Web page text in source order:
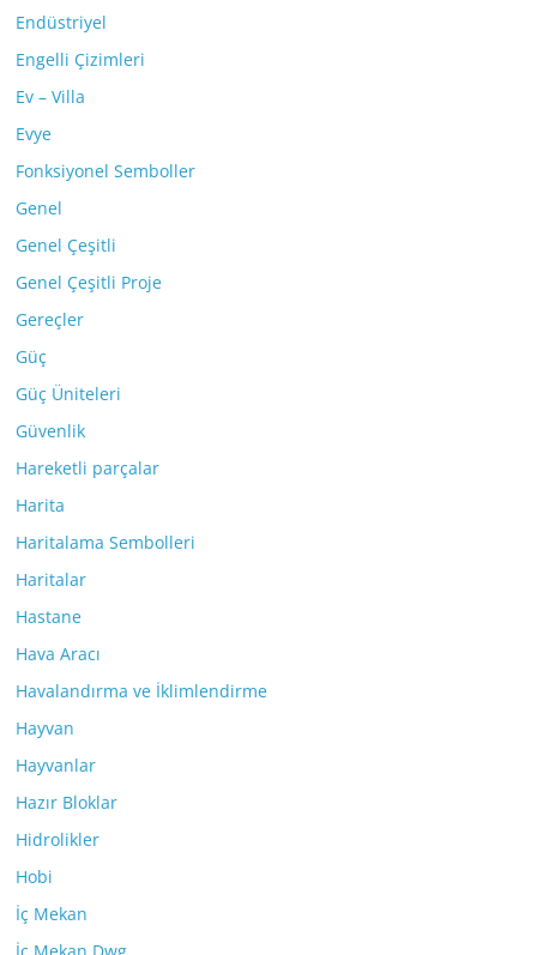
Endüstriyel
Engelli Çizimleri
Ev – Villa
Evye
Fonksiyonel Semboller
Genel
Genel Çeşitli
Genel Çeşitli Proje
Gereçler
Güç
Güç Üniteleri
Güvenlik
Hareketli parçalar
Harita
Haritalama Sembolleri
Haritalar
Hastane
Hava Aracı
Havalandırma ve İklimlendirme
Hayvan
Hayvanlar
Hazır Bloklar
Hidrolikler
Hobi
İç Mekan